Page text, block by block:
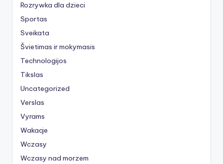
Rozrywka dla dzieci
Sportas
Sveikata
Švietimas ir mokymasis
Technologijos
Tikslas
Uncategorized
Verslas
Vyrams
Wakacje
Wczasy
Wczasy nad morzem